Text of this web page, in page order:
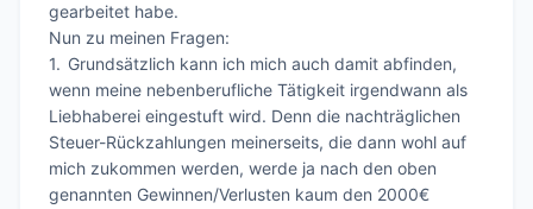
gearbeitet habe.
Nun zu meinen Fragen:
1.	Grundsätzlich kann ich mich auch damit abfinden,
wenn meine nebenberufliche Tätigkeit irgendwann als
Liebhaberei eingestuft wird. Denn die nachträglichen
Steuer-Rückzahlungen meinerseits, die dann wohl auf
mich zukommen werden, werde ja nach den oben
genannten Gewinnen/Verlusten kaum den 2000€